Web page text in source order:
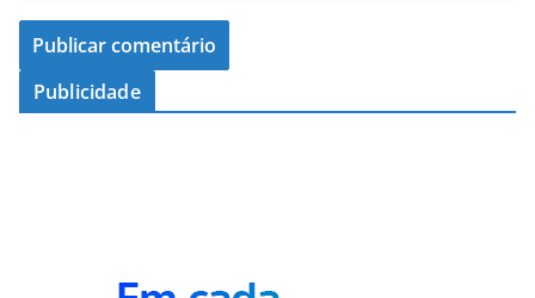
Publicidade